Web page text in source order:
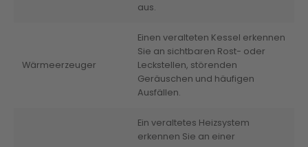
aus.
Wärmeerzeuger
Einen veralteten Kessel erkennen
Sie an sichtbaren Rost- oder
Leckstellen, störenden
Geräuschen und häufigen
Ausfällen.
Ein veraltetes Heizsystem
erkennen Sie an einer